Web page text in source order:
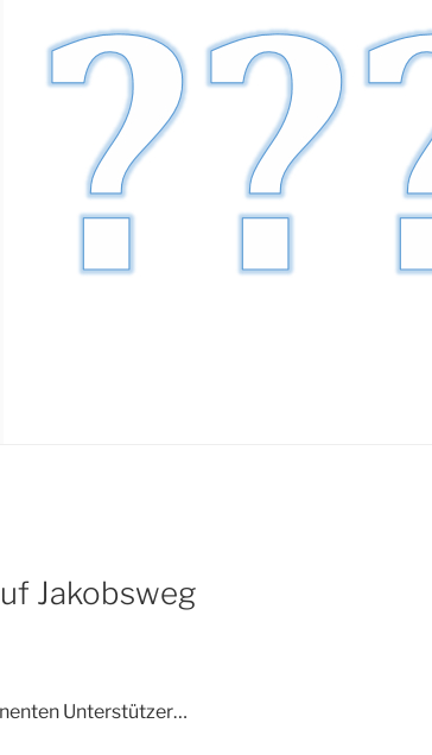
Jakobsweg
Unterstützer…